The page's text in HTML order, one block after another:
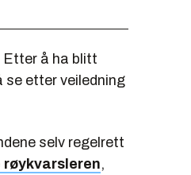
Etter å ha blitt
se etter veiledning
selv regelrett
røykvarsleren,